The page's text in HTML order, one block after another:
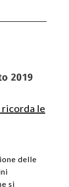
ricorda le
delle
si